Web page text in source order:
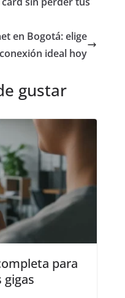
en Bogotá: elige
ideal hoy
gustar
para
gigas